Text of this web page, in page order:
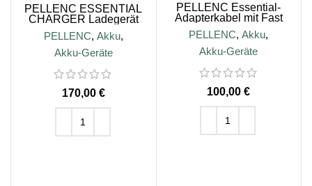
PELLENC ESSENTIAL
CHARGER Ladegerät
PELLENC, Akku,
Akku-Geräte
€
PELLENC Essential-
Adapterkabel mit Fast
Connector
PELLENC,Akku,
Akku-Geräte
€